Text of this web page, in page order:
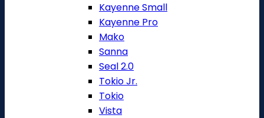
Kayenne Small
Kayenne Pro
Mako
Sanna
Seal 2.0
Tokio Jr.
Tokio
Vista